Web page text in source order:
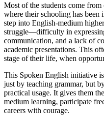
Most of the students come
where their schooling has been
step into English-medium
struggle—difficulty in
communication, and a lack of
academic presentations. This
stage of their life, when
This Spoken English initiative
just by teaching grammar, but
practical usage. It gives them
medium learning, participate
careers with courage.